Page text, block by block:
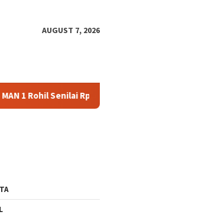
AUGUST 7, 2026
Rp3 Miliar Dipertanyakan, Belum Dua Tahun